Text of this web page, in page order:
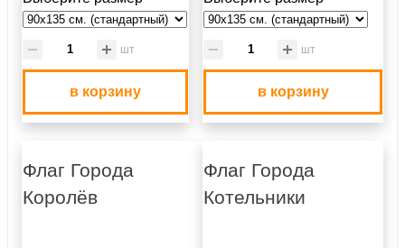
шт
в корзину
шт
в корзину
Флаг Города
Королёв
Флаг Города
Котельники